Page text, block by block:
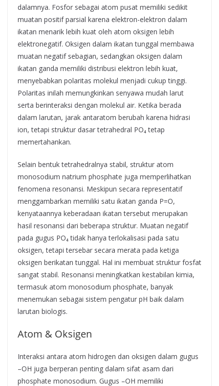
dalamnya. Fosfor sebagai atom pusat memiliki sedikit
muatan positif parsial karena elektron-elektron dalam
ikatan menarik lebih kuat oleh atom oksigen lebih
elektronegatif. Oksigen dalam ikatan tunggal membawa
muatan negatif sebagian, sedangkan oksigen dalam
ikatan ganda memiliki distribusi elektron lebih kuat,
menyebabkan polaritas molekul menjadi cukup tinggi.
Polaritas inilah memungkinkan senyawa mudah larut
serta berinteraksi dengan molekul air. Ketika berada
dalam larutan, jarak antaratom berubah karena hidrasi
ion, tetapi struktur dasar tetrahedral PO₄ tetap
memertahankan.
Selain bentuk tetrahedralnya stabil, struktur atom
monosodium natrium phosphate juga memperlihatkan
fenomena resonansi. Meskipun secara representatif
menggambarkan memiliki satu ikatan ganda P=O,
kenyataannya keberadaan ikatan tersebut merupakan
hasil resonansi dari beberapa struktur. Muatan negatif
pada gugus PO₄ tidak hanya terlokalisasi pada satu
oksigen, tetapi tersebar secara merata pada ketiga
oksigen berikatan tunggal. Hal ini membuat struktur fosfat
sangat stabil. Resonansi meningkatkan kestabilan kimia,
termasuk atom monosodium phosphate, banyak
menemukan sebagai sistem pengatur pH baik dalam
larutan biologis.
Atom & Oksigen
Interaksi antara atom hidrogen dan oksigen dalam gugus
–OH juga berperan penting dalam sifat asam dari
phosphate monosodium. Gugus –OH memiliki